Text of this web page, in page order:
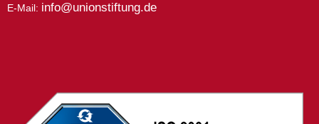
E-Mail: info@unionstiftung.de